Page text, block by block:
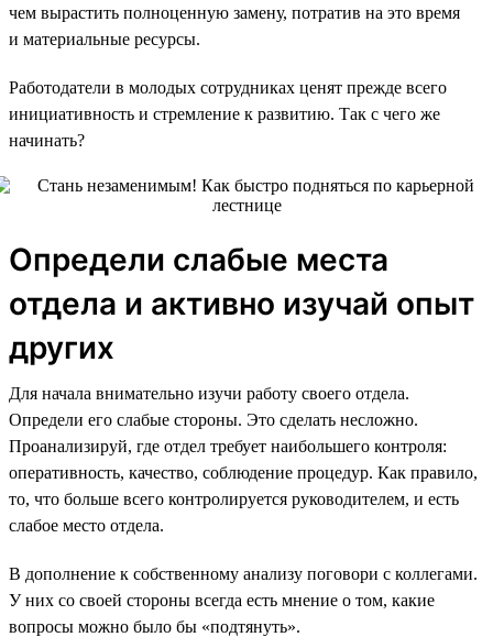
чем вырастить полноценную замену, потратив на это время
и материальные ресурсы.
Работодатели в молодых сотрудниках ценят прежде всего
инициативность и стремление к развитию. Так с чего же
начинать?
Определи слабые места
отдела и активно изучай опыт
других
Для начала внимательно изучи работу своего отдела.
Определи его слабые стороны. Это сделать несложно.
Проанализируй, где отдел требует наибольшего контроля:
оперативность, качество, соблюдение процедур. Как правило,
то, что больше всего контролируется руководителем, и есть
слабое место отдела.
В дополнение к собственному анализу поговори с коллегами.
У них со своей стороны всегда есть мнение о том, какие
вопросы можно было бы «подтянуть».